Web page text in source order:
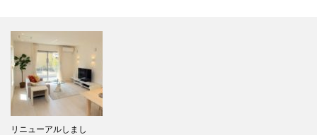
リニューアルしまし